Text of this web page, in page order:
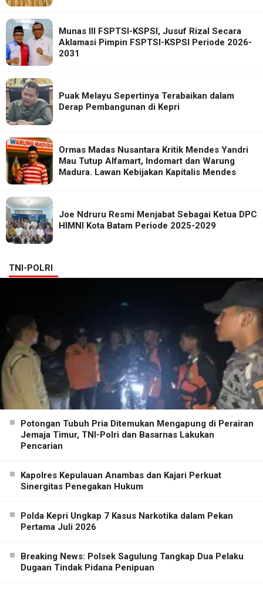
Munas III FSPTSI-KSPSI, Jusuf Rizal Secara
Aklamasi Pimpin FSPTSI-KSPSI Periode 2026-
2031
Puak Melayu Sepertinya Terabaikan dalam
Derap Pembangunan di Kepri
Ormas Madas Nusantara Kritik Mendes Yandri
Mau Tutup Alfamart, Indomart dan Warung
Madura. Lawan Kebijakan Kapitalis Mendes
Joe Ndruru Resmi Menjabat Sebagai Ketua DPC
HIMNI Kota Batam Periode 2025-2029
TNI-POLRI
Potongan Tubuh Pria Ditemukan Mengapung di Perairan
Jemaja Timur, TNI-Polri dan Basarnas Lakukan
Pencarian
Kapolres Kepulauan Anambas dan Kajari Perkuat
Sinergitas Penegakan Hukum
Polda Kepri Ungkap 7 Kasus Narkotika dalam Pekan
Pertama Juli 2026
Breaking News: Polsek Sagulung Tangkap Dua Pelaku
Dugaan Tindak Pidana Penipuan